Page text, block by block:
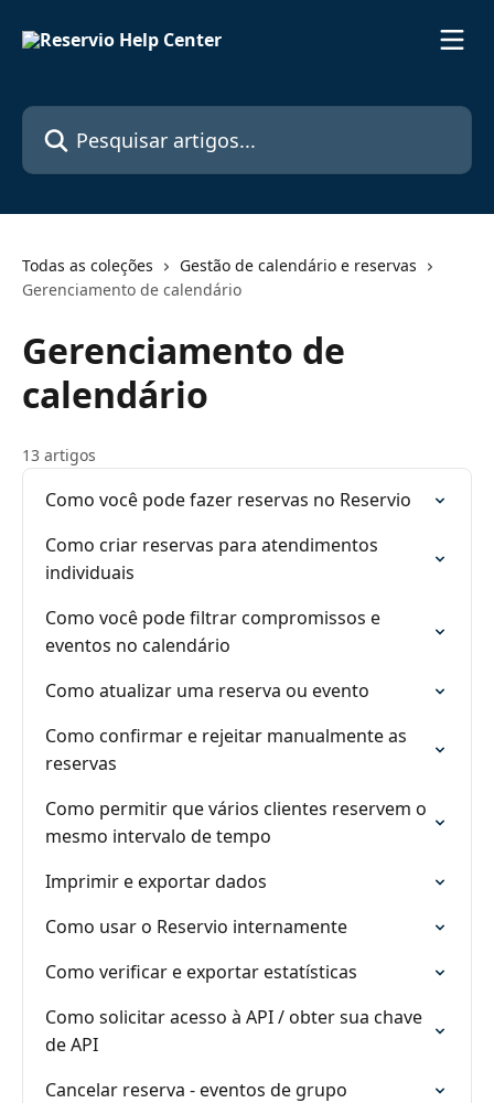
Pesquisar artigos...
Todas as coleções
Gestão de calendário e reservas
Gerenciamento de calendário
Gerenciamento de
calendário
13 artigos
Como você pode fazer reservas no Reservio
Como criar reservas para atendimentos
individuais
Como você pode filtrar compromissos e
eventos no calendário
Como atualizar uma reserva ou evento
Como confirmar e rejeitar manualmente as
reservas
Como permitir que vários clientes reservem o
mesmo intervalo de tempo
Imprimir e exportar dados
Como usar o Reservio internamente
Como verificar e exportar estatísticas
Como solicitar acesso à API / obter sua chave
de API
Cancelar reserva - eventos de grupo